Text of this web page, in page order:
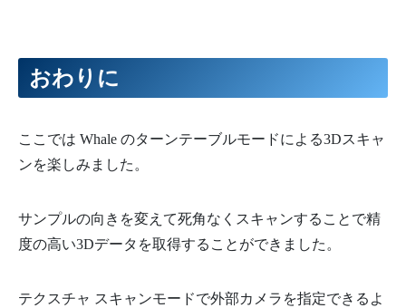
おわりに
ここでは Whale のターンテーブルモードによる3Dスキャ
ンを楽しみました。
サンプルの向きを変えて死角なくスキャンすることで精
度の高い3Dデータを取得することができました。
テクスチャ スキャンモードで外部カメラを指定できるよ